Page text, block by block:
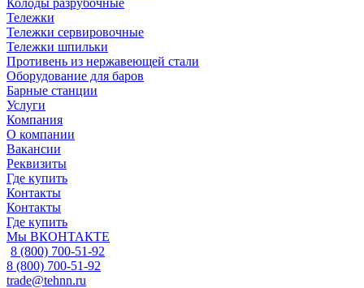
Колоды разрубочные
Тележки
Тележки сервировочные
Тележки шпильки
Противень из нержавеющей стали
Оборудование для баров
Барные станции
Услуги
Компания
О компании
Вакансии
Реквизиты
Где купить
Контакты
Контакты
Где купить
Мы ВКОНТАКТЕ
8 (800) 700-51-92
8 (800) 700-51-92
trade@tehnn.ru